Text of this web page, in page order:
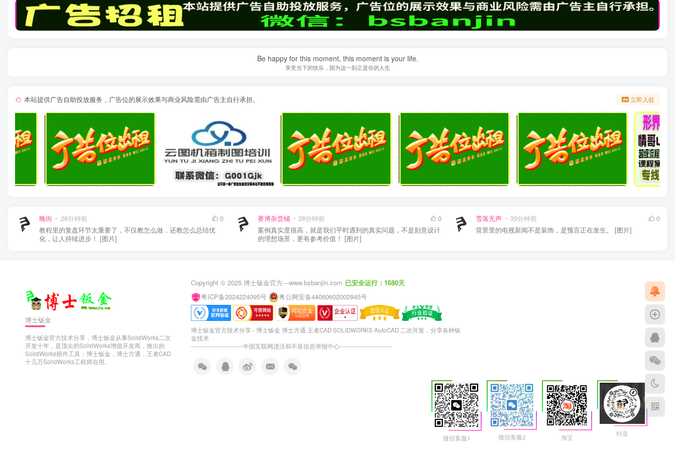
Be happy for this moment, this moment is your life.
享受当下的快乐，因为这一刻正是你的人生
本站提供广告自助投放服务，广告位的展示效果与商业风险需由广告主自行承担。 立即入驻
晚街 28分钟前
0
教程里的复盘环节太重要了，不仅教怎么做，还教怎么总结优
化，让人持续进步！ [图片]
赛博杂货铺 28分钟前
0
案例真实度很高，就是我们平时遇到的真实问题，不是刻意设计
的理想场景，更有参考价值！ [图片]
雪落无声 39分钟前
0
背景里的电视新闻不是装饰，是预言正在发生。 [图片]
博士钣金
博士钣金官方技术分享，博士钣金从事SolidWorks二次
开发十年，是顶尖的SolidWorks增值开发商，推出的
SolidWorks插件工具：博士钣金，博士方通，王者CAD
十几万SolidWorks工程师在用。
Copyright © 2025·博士钣金官方---www.bsbanjin.com 已安全运行：1680天
粤ICP备2024224095号
粤公网安备44060602002845号
博士钣金官方技术分享 - 博士钣金 博士方通 王者CAD SOLIDWORKS AutoCAD 二次开发，分享各种钣
金技术 ·
--------------------------中国互联网违法和不良信息举报中心--------------------------
微信客服1 微信客服2 淘宝
抖音